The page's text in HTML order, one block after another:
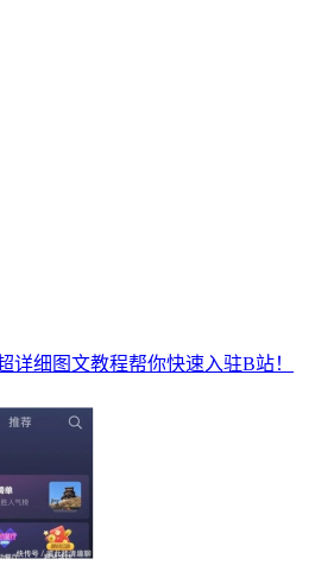
详细图文教程帮你快速入驻B站！